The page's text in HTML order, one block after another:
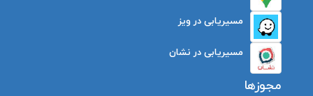
مسیریابی در ویز
مسیریابی در نشان
مجوزها